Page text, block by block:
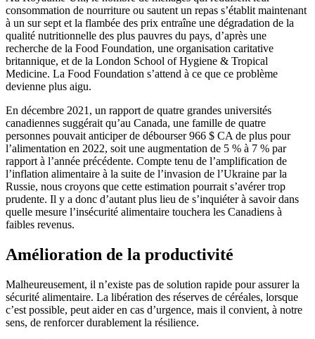
consommation de nourriture ou sautent un repas s’établit maintenant
à un sur sept et la flambée des prix entraîne une dégradation de la
qualité nutritionnelle des plus pauvres du pays, d’après une
recherche de la Food Foundation, une organisation caritative
britannique, et de la London School of Hygiene & Tropical
Medicine. La Food Foundation s’attend à ce que ce problème
devienne plus aigu.
En décembre 2021, un rapport de quatre grandes universités
canadiennes suggérait qu’au Canada, une famille de quatre
personnes pouvait anticiper de débourser 966 $ CA de plus pour
l’alimentation en 2022, soit une augmentation de 5 % à 7 % par
rapport à l’année précédente. Compte tenu de l’amplification de
l’inflation alimentaire à la suite de l’invasion de l’Ukraine par la
Russie, nous croyons que cette estimation pourrait s’avérer trop
prudente. Il y a donc d’autant plus lieu de s’inquiéter à savoir dans
quelle mesure l’insécurité alimentaire touchera les Canadiens à
faibles revenus.
Amélioration de la productivité
Malheureusement, il n’existe pas de solution rapide pour assurer la
sécurité alimentaire. La libération des réserves de céréales, lorsque
c’est possible, peut aider en cas d’urgence, mais il convient, à notre
sens, de renforcer durablement la résilience.